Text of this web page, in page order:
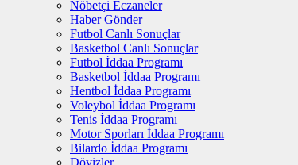
Nöbetçi Eczaneler
Haber Gönder
Futbol Canlı Sonuçlar
Basketbol Canlı Sonuçlar
Futbol İddaa Programı
Basketbol İddaa Programı
Hentbol İddaa Programı
Voleybol İddaa Programı
Tenis İddaa Programı
Motor Sporları İddaa Programı
Bilardo İddaa Programı
Dövizler